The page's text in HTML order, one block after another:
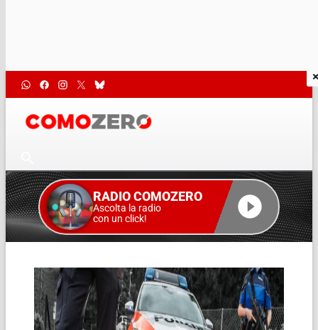
RADIO COMOZERO
Ascolta la radio
con un click!